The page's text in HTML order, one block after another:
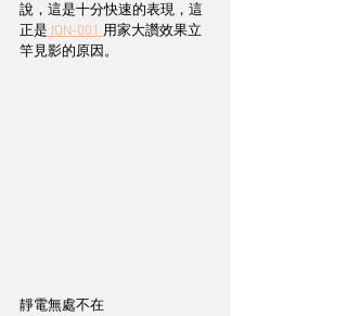
說，這是十分快速的表現，這
正是 ION-001 用家大讚效果立
竿見影的原因。
靜電無處不在